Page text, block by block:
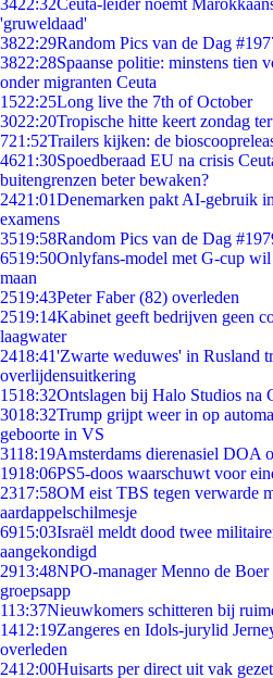
3422:32Ceuta-leider noemt
'gruweldaad'
3822:29Random Pics van de Dag
3822:28Spaanse politie: minstens tien
onder migranten Ceuta
1522:25Long live the 7th of October
3022:20Tropische hitte keert zondag
721:52Trailers kijken: de
4621:30Spoedberaad EU na crisis
buitengrenzen beter bewaken?
2421:01Denemarken pakt AI-gebruik
examens
3519:58Random Pics van de Dag
6519:50Onlyfans-model met G-cup
maan
2519:43Peter Faber (82) overleden
2519:14Kabinet geeft bedrijven geen
laagwater
2418:41'Zwarte weduwes' in Rusland
overlijdensuitkering
1518:32Ontslagen bij Halo Studios na
3018:32Trump grijpt weer in op
geboorte in VS
3118:19Amsterdams dierenasiel DOA
1918:06PS5-doos waarschuwt voor
2317:58OM eist TBS tegen verwarde
aardappelschilmesje
6915:03Israël meldt dood twee
aangekondigd
2913:48NPO-manager Menno de
groepsapp
113:37Nieuwkomers schitteren bij
1412:19Zangeres en Idols-jurylid
overleden
2412:00Huisarts per direct uit vak